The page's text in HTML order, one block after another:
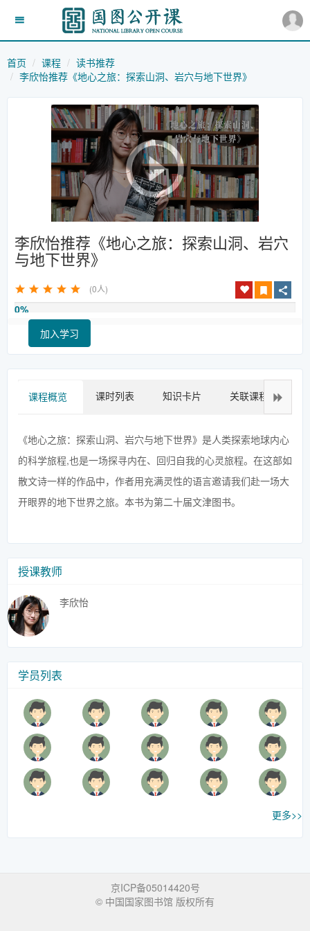
首页 课程
读书推荐
李欣怡推荐《地心之旅：探索山洞、岩穴与地下世界》
李欣怡推荐《地心之旅：探索山洞、岩穴
与地下世界》
(0人)
0%
加入学习
课程概览 课时列表 知识卡片 关联课程
《地心之旅：探索山洞、岩穴与地下世界》是人类探索地球内心
的科学旅程,也是一场探寻内在、回归自我的心灵旅程。在这部如
散文诗一样的作品中，作者用充满灵性的语言邀请我们赴一场大
开眼界的地下世界之旅。本书为第二十届文津图书。
授课教师
李欣怡
学员列表
更多>>
京ICP备05014420号
© 中国国家图书馆 版权所有